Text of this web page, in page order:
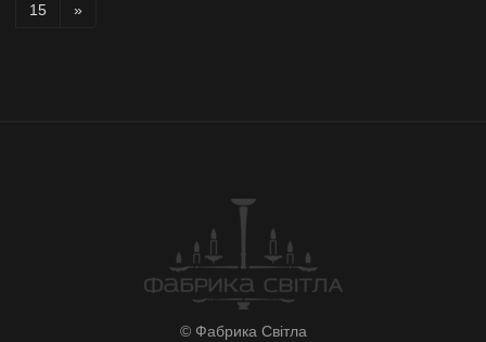
15 »
© Фабрика Світла